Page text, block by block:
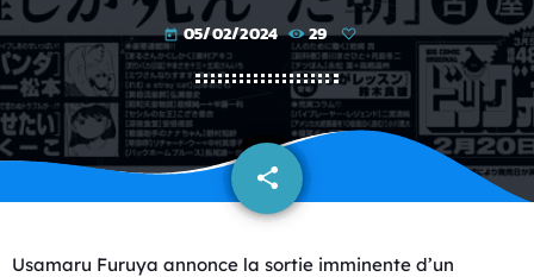
today 05/02/2024 29
share
email
Usamaru Furuya annonce la sortie imminente d’un